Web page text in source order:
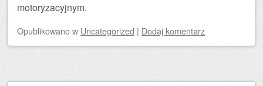
motoryzacyjnym.
Opublikowanow Uncategorized | Dodaj komentarz